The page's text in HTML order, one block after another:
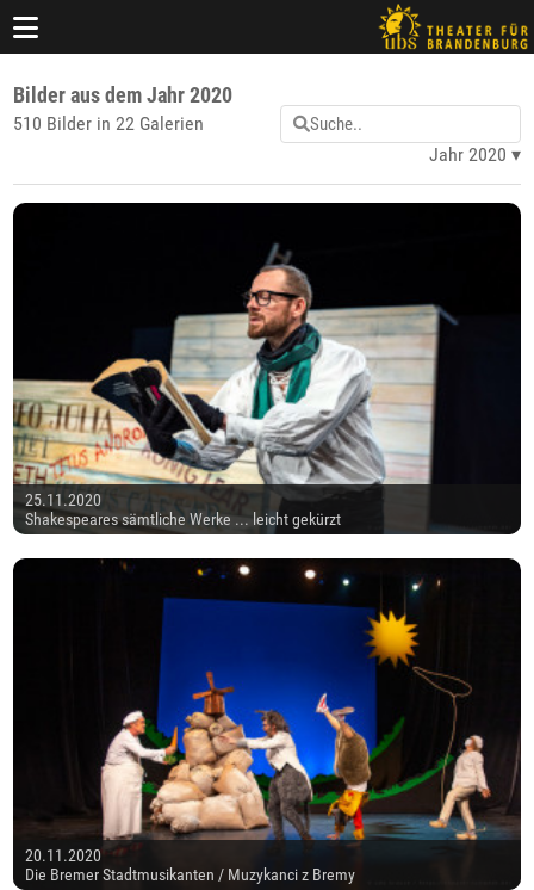
Bilder aus dem Jahr 2020
510 Bilder in 22 Galerien
Jahr 2020
25.11.2020
Shakespeares sämtliche Werke ... leicht gekürzt
20.11.2020
Die Bremer Stadtmusikanten / Muzykanci z Bremy